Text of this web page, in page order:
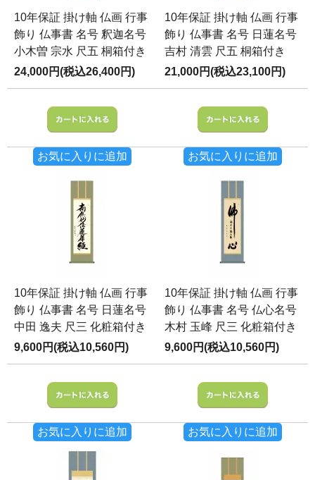
10年保証 掛け軸 仏画 行事
飾り 仏事書 名号 釈迦名号
小木曽 宗水 尺五 桐箱付き
24,000円(税込26,400円)
お気に入りに追加
10年保証 掛け軸 仏画 行事
飾り 仏事書 名号 日蓮名号
吉村 清雲 尺五 桐箱付き
21,000円(税込23,100円)
お気に入りに追加
10年保証 掛け軸 仏画 行事
飾り 仏事書 名号 日蓮名号
中田 逸夫 尺三 化粧箱付き
9,600円(税込10,560円)
お気に入りに追加
10年保証 掛け軸 仏画 行事
飾り 仏事書 名号 仏心名号
木村 玉峰 尺三 化粧箱付き
9,600円(税込10,560円)
お気に入りに追加